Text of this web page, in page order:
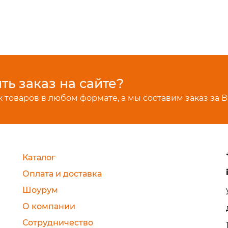
заказ на сайте?
товаров в любом формате, а мы составим заказ за
Каталог
Оплата и доставка
Шоурум
О компании
Сотрудничество